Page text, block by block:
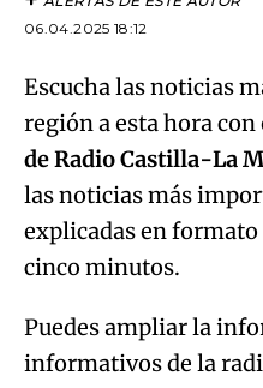
06.04.2025 18:12
Escucha las noticias
región a esta hora con
de Radio Castilla-La
las noticias más
explicadas en formato
cinco minutos.
Puedes ampliar la
informativos de la